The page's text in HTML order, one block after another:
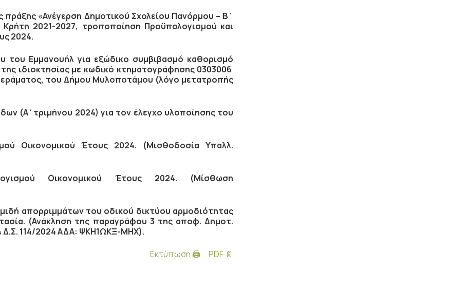
«Ανέγερση Δημοτικού Σχολείου Πανόρμου – Β΄
2021-2027, τροποποίηση Προϋπολογισμού και
2024.
του Εμμανουήλ για εξώδικο συμβιβασμό καθορισμό
ιδιοκτησίας με κωδικό κτηματογράφησης 0303006
του Δήμου Μυλοποτάμου (λόγο μετατροπής
(Α΄τριμήνου 2024) για τον έλεγχο υλοποίησης του
Οικονομικού Έτους 2024. (Μισθοδοσία Υπαλλ.
Οικονομικού Έτους 2024. (Μίσθωση
απορριμμάτων του οδικού δικτύου αρμοδιότητας
(Ανάκληση της παραγράφου 3 της αποφ. Δημοτ.
114/2024 ΑΔΑ: ΨΚΗ1ΩΚΞ-ΜΗΧ).
Εκτύπωση 🖨
PDF 📄